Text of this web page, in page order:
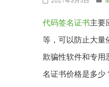
代码签名证书主要
等，可以防止大量
欺骗性软件和专用
名证书价格是多少